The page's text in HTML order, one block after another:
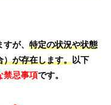
が、 特定の状況や状態
）が存在します。以下
禁忌事項です。